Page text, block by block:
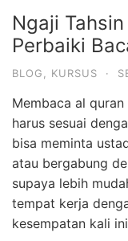
Ngaji
Perbaiki
BLOG KURSUS ·
Membaca al
harus sesuai
bisa meminta
atau bergabung
supaya lebih
tempat kerja
kesempatan kali